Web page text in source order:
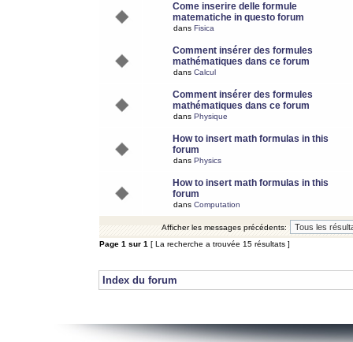
Come inserire delle formule
matematiche in questo forum
dans Fisica
Comment insérer des formules
mathématiques dans ce forum
dans Calcul
Comment insérer des formules
mathématiques dans ce forum
dans Physique
How to insert math formulas in this
forum
dans Physics
How to insert math formulas in this
forum
dans Computation
Afficher les messages précédents:
Page 1 sur 1 [ La recherche a trouvée 15 résultats ]
Index du forum